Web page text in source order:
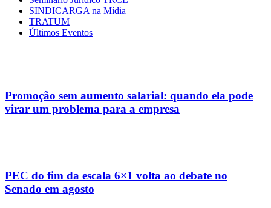
SINDICARGA na Mídia
TRATUM
Últimos Eventos
Promoção sem aumento salarial: quando ela pode
virar um problema para a empresa
PEC do fim da escala 6×1 volta ao debate no
Senado em agosto